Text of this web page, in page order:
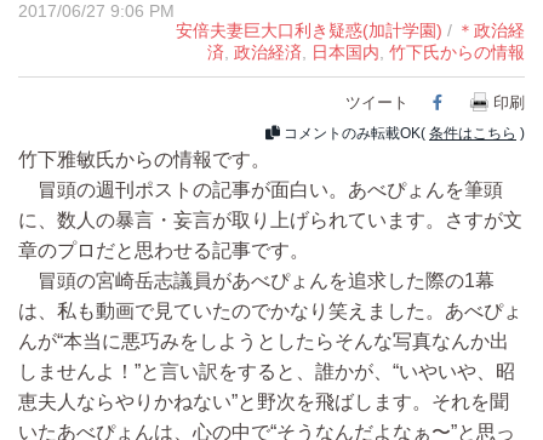
2017/06/27 9:06 PM
安倍夫妻巨大口利き疑惑(加計学園) / ＊政治経
済 政治経済 日本国内 竹下氏からの情報
ツイート Facebook
印刷
コメントのみ転載OK( 条件はこちら )
竹下雅敏氏からの情報です。
冒頭の週刊ポストの記事が面白い。あべぴょんを筆頭
に、数人の暴言・妄言が取り上げられています。さすが文
章のプロだと思わせる記事です。
冒頭の宮崎岳志議員があべぴょんを追求した際の1幕
は、私も動画で見ていたのでかなり笑えました。あべぴょ
んが“本当に悪巧みをしようとしたらそんな写真なんか出
しませんよ！”と言い訳をすると、誰かが、“いやいや、昭
恵夫人ならやりかねない”と野次を飛ばします。それを聞
いたあべぴょんは、心の中で“そうなんだよなぁ〜”と思っ